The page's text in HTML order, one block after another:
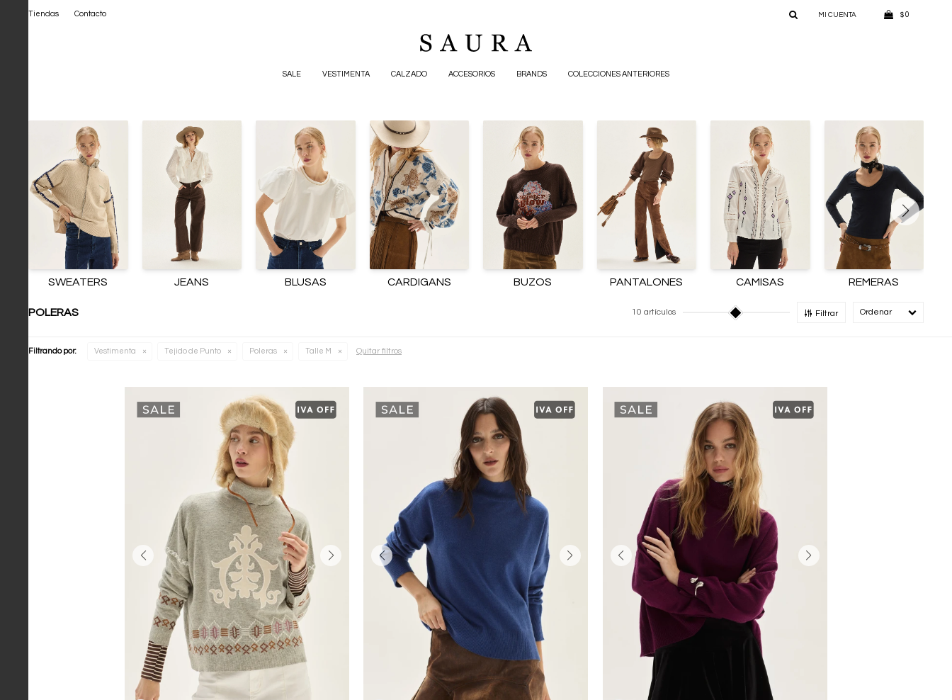
SALE VESTIMENTA CALZADO ACCESORIOS BRANDS COLECCIONES ANTERIORES
$ 0
Tiendas Contacto
SWEATERS JEANS BLUSAS CARDIGANS BUZOS PANTALONES CAMISAS REMERAS
POLERAS 10 artículos Filtrar
Filtrando por: Vestimenta Tejido de Punto Poleras Talle M Quitar filtros